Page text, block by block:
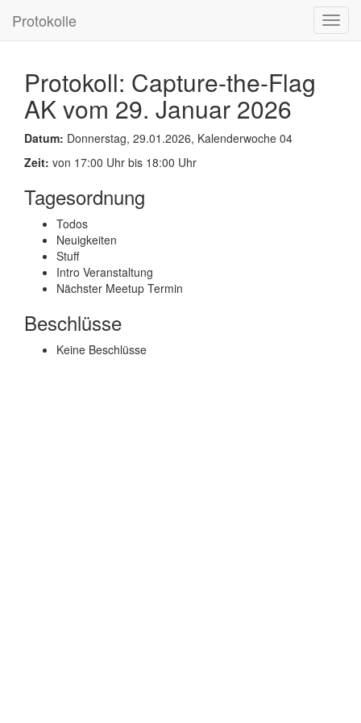
Protokolle
Protokoll: Capture-the-Flag
AK vom 29. Januar 2026
Datum: Donnerstag, 29.01.2026, Kalenderwoche 04
Zeit: von 17:00 Uhr bis 18:00 Uhr
Tagesordnung
Todos
Neuigkeiten
Stuff
Intro Veranstaltung
Nächster Meetup Termin
Beschlüsse
Keine Beschlüsse